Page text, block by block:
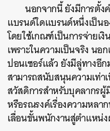
นอกจากนี้ ยังมีการตั้ง
แบรนด์ใดแบรนด์หนึ่งเป็น
โดยใช้เกณฑ์เป็นการจ่ายเ
เพราะในความเป็นจริง นอ
ปอนเซอร์แล้ว ยังมีลู่ทางอี
สามารถสนับสนุนความเท่า
สวัสดิการสำหรับบุคลากร
หรือรณรงค์เรื่องความหลา
เลื่อนขั้นพนักงานสู่ตำแหน่